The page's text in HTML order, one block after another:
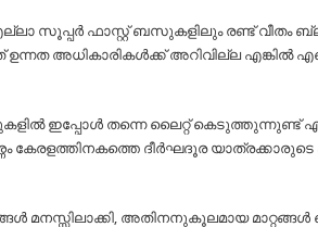
സൂപ്പർ ഫാസ്റ്റ് ബസുകളിലും രണ്ട് വീതം
അധികാരികൾക്ക് അറിവില്ല എങ്കിൽ
ഇപ്പോൾ തന്നെ ലൈറ്റ് കെടുത്തുന്നുണ്ട്
കേരളത്തിനകത്തെ ദീർഘദൂര യാത്രക്കാരുടെ
മനസ്സിലാക്കി, അതിനനുകൂലമായ